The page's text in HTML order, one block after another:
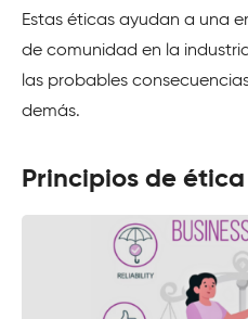
Estas éticas ayudan a una
de comunidad en la
las probables
demás.
Principios de